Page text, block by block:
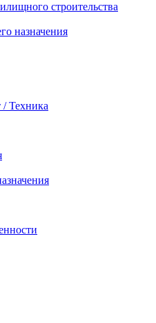
строительства
назначения
/ Техника